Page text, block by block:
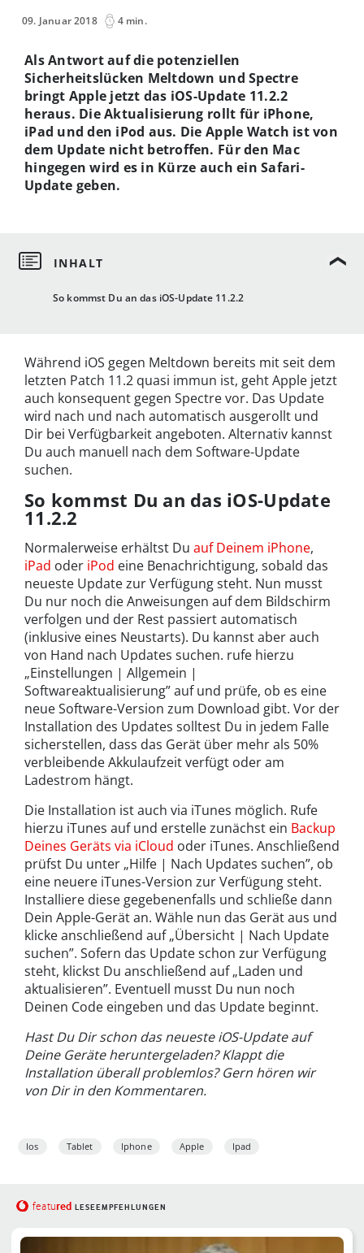
09. Januar 2018 4 min.
So kommst Du an das iOS-Update 11.2.2
Als Antwort auf die potenziellen
Sicherheitslücken Meltdown und Spectre
bringt Apple jetzt das iOS-Update 11.2.2
heraus. Die Aktualisierung rollt für iPhone,
iPad und den iPod aus. Die Apple Watch ist von
dem Update nicht betroffen. Für den Mac
hingegen wird es in Kürze auch ein Safari-
Update geben.
Während iOS gegen Meltdown bereits mit seit dem
letzten Patch 11.2 quasi immun ist, geht Apple jetzt
auch konsequent gegen Spectre vor. Das Update
wird nach und nach automatisch ausgerollt und
Dir bei Verfügbarkeit angeboten. Alternativ kannst
Du auch manuell nach dem Software-Update
suchen.
So kommst Du an das iOS-Update
11.2.2
Normalerweise erhältst Du auf Deinem iPhone,
iPad oder iPod eine Benachrichtigung, sobald das
neueste Update zur Verfügung steht. Nun musst
Du nur noch die Anweisungen auf dem Bildschirm
verfolgen und der Rest passiert automatisch
(inklusive eines Neustarts). Du kannst aber auch
von Hand nach Updates suchen. rufe hierzu
„Einstellungen | Allgemein |
Softwareaktualisierung” auf und prüfe, ob es eine
neue Software-Version zum Download gibt. Vor der
Installation des Updates solltest Du in jedem Falle
sicherstellen, dass das Gerät über mehr als 50%
verbleibende Akkulaufzeit verfügt oder am
Ladestrom hängt.
Die Installation ist auch via iTunes möglich. Rufe
hierzu iTunes auf und erstelle zunächst ein Backup
Deines Geräts via iCloud oder iTunes. Anschließend
prüfst Du unter „Hilfe | Nach Updates suchen”, ob
eine neuere iTunes-Version zur Verfügung steht.
Installiere diese gegebenenfalls und schließe dann
Dein Apple-Gerät an. Wähle nun das Gerät aus und
klicke anschließend auf „Übersicht | Nach Update
suchen”. Sofern das Update schon zur Verfügung
steht, klickst Du anschließend auf „Laden und
aktualisieren”. Eventuell musst Du nun noch
Deinen Code eingeben und das Update beginnt.
Hast Du Dir schon das neueste iOS-Update auf
Deine Geräte heruntergeladen? Klappt die
Installation überall problemlos? Gern hören wir
von Dir in den Kommentaren.
Ios Tablet Iphone Apple Ipad
featured LESEEMPFEHLUNGEN